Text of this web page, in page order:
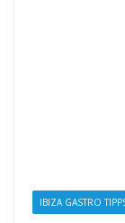
IBIZA GASTRO